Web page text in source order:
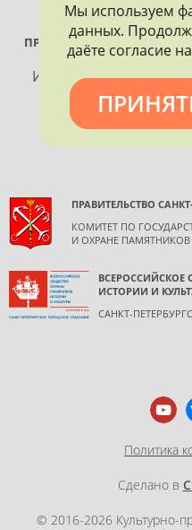
ПРОЕКТ РЕАЛИЗУЕТСЯ
Использование
допускается только
обязательной
ПРАВИТЕЛЬСТВО
КОМИТЕТ ПО
И ОХРАНЕ
ИСТОРИИ И
САНКТ-
Политика
Сделано в
© 2016-2026 Культурно-
Мы используем
данных.
даёте согласие